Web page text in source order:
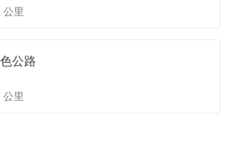
里
公路
里